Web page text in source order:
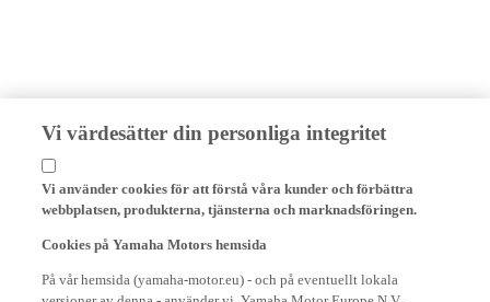
Vi värdesätter din personliga integritet
Vi använder cookies för att förstå våra kunder och förbättra
webbplatsen, produkterna, tjänsterna och marknadsföringen.
Cookies på Yamaha Motors hemsida
På vår hemsida (yamaha-motor.eu) - och på eventuellt lokala